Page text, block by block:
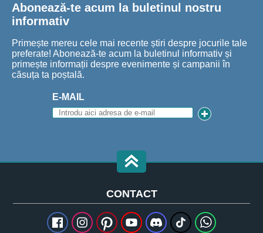
Abonează-te acum la buletinul nostru
informativ
Primește mereu cele mai recente știri despre jocurile tale
preferate! Abonează-te acum la buletinul informativ și
primește informații despre evenimente și campanii în
căsuța ta poștală.
E-MAIL
CONTACT